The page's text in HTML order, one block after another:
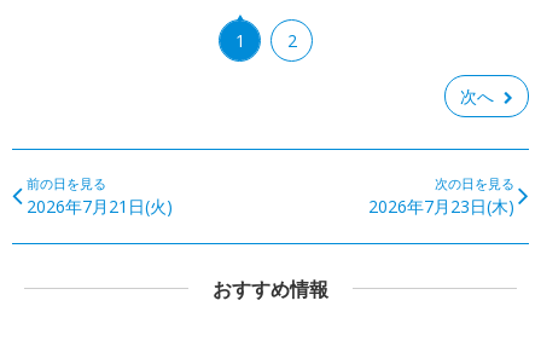
1 2
次へ
前の日を見る
2026年7月21日(火)
次の日を見る
2026年7月23日(木)
おすすめ情報